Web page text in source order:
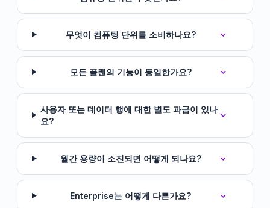
무엇이 컴퓨팅 단위를 소비하나요?
모든 플랜의 기능이 동일한가요?
사용자 또는 데이터 행에 대한 별도 과금이 있나
요?
월간 용량이 소진되면 어떻게 되나요?
Enterprise는 어떻게 다른가요?